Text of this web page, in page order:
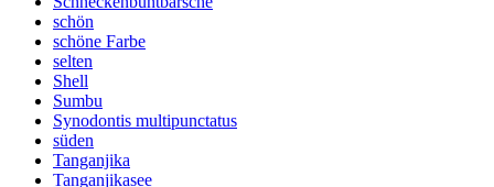
schön
schöne Farbe
selten
Shell
Sumbu
Synodontis multipunctatus
süden
Tanganjika
Tanganjikasee